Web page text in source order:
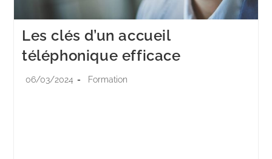
Les clés d’un accueil
téléphonique efficace
06/03/2024 Formation